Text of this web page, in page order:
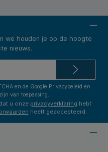
we houden je op de hoogte
nieuws.
en de Google Privacybeleid en
zijn van toepassing.
u onze privacyverklaring hebt
heeft geaccepteerd.